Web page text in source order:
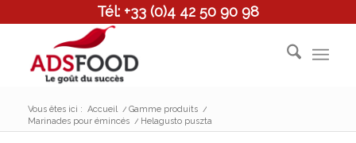
Tél: +33 (0)4 42 50 90 98
Vous êtes ici : Accueil / Gamme produits /
Marinades pour émincés / Helagusto puszta